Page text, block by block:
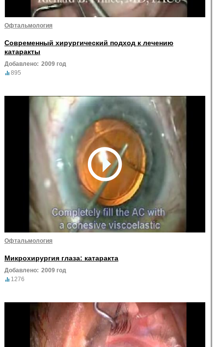
Офтальмология
Современный хирургический подход к лечению
катаракты
Добавлено: 2009 год
895
Офтальмология
Микрохирургия глаза: катаракта
Добавлено: 2009 год
1276